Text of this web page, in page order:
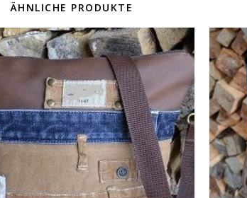
ÄHNLICHE PRODUKTE